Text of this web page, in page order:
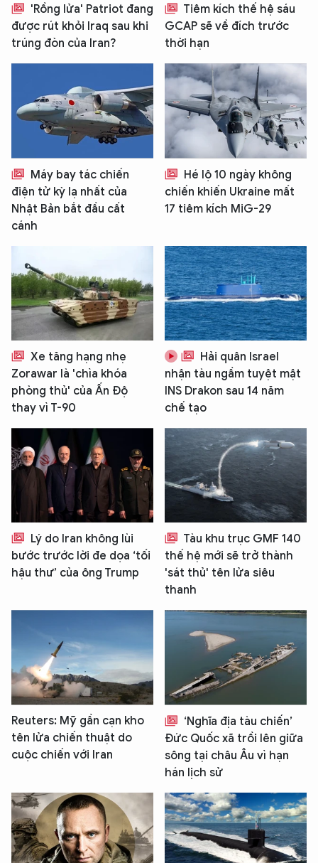
'Rồng lửa' Patriot đang
được rút khỏi Iraq sau khi
trúng đòn của Iran?
Tiêm kích thế hệ sáu
GCAP sẽ về đích trước
thời hạn
Máy bay tác chiến
điện tử kỳ lạ nhất của
Nhật Bản bắt đầu cất
cánh
Hé lộ 10 ngày không
chiến khiến Ukraine mất
17 tiêm kích MiG-29
Xe tăng hạng nhẹ
Zorawar là 'chìa khóa
phòng thủ' của Ấn Độ
thay vì T-90
Hải quân Israel
nhận tàu ngầm tuyệt mật
INS Drakon sau 14 năm
chế tạo
Lý do Iran không lùi
bước trước lời đe dọa ‘tối
hậu thư’ của ông Trump
Tàu khu trục GMF 140
thế hệ mới sẽ trở thành
'sát thủ' tên lửa siêu
thanh
Reuters: Mỹ gần cạn kho
tên lửa chiến thuật do
cuộc chiến với Iran
‘Nghĩa địa tàu chiến’
Đức Quốc xã trồi lên giữa
sông tại châu Âu vì hạn
hán lịch sử